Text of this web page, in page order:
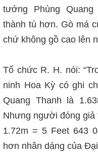
tướng Phùng
thành tú hơn. Gò má
chứ không gồ cao lên
Tổ chức R. H. nói:
ninh Hoa Kỳ có ghi
Quang Thanh là
Nhưng người đóng giả
1.72m = 5 Feet 643
hơn nhân dáng của